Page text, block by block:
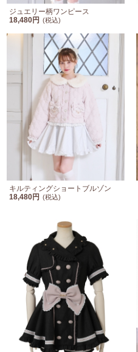
ジュエリー柄ワンピース
18,480円
(税込)
キルティングショートブルゾン
18,480円 (税込)